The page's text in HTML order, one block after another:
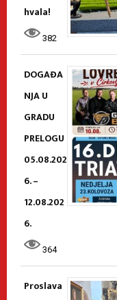
hvala!
382
DOGAĐA
NJA U
GRADU
PRELOGU
05.08.202
6. –
12.08.202
6.
364
Proslava